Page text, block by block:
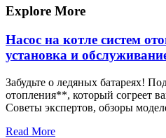
записям
Explore More
Насос на котле систем
установка и
Забудьте о ледяных батареях!
отопления**, который согреет
Советы экспертов, обзоры
Read More